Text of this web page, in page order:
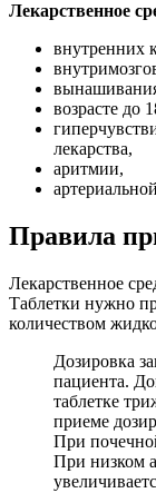
Лекарственное
внутренних
возрасте до
лекарства,
аритмии,
Правила
Лекарственное
Таблетки нужно
количеством
Дозировка
пациента.
таблетке
приеме
При
При низком